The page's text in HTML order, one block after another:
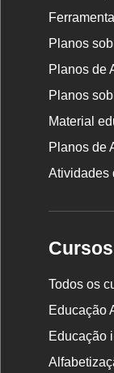
Planos
Planos de
Planos
Material
Planos de
Atividades
Todos os
Educação
Educação